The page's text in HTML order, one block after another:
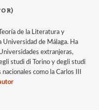
de la Literatura y
Universidad de Málaga. Ha
extranjeras,
studi di Torino y degli studi
como la Carlos III